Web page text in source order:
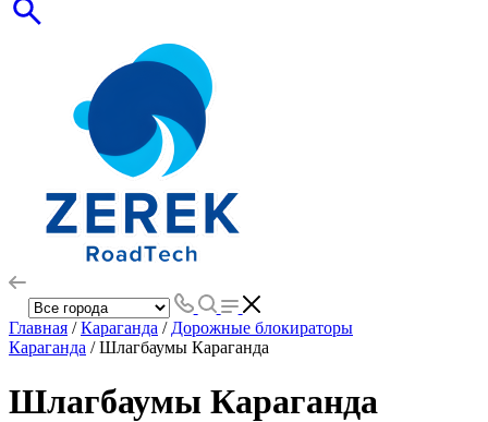
Главная /Караганда / Дорожные блокираторы
Караганда / Шлагбаумы Караганда
Шлагбаумы Караганда